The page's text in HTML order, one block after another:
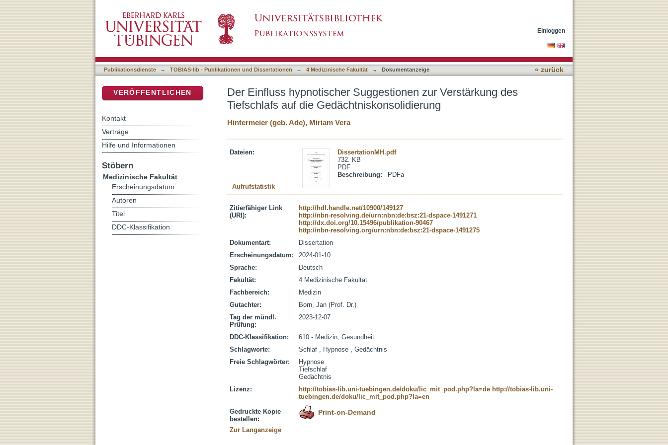
Gedächtniskonsolidierung
Einloggen
Publikationsdienste → TOBIAS-lib - Publikationen und Dissertationen → 4 Medizinische Fakultät → Dokumentanzeige « zurück
Der Einfluss hypnotischer Suggestionen zur Verstärkung des
Tiefschlafs auf die Gedächtniskonsolidierung
Hintermeier (geb. Ade), Miriam Vera
Dateien:
DissertationMH.pdf
732. KB
PDF
Beschreibung:
PDFa
Aufrufstatistik
Zitierfähiger Link
(URI):
http://hdl.handle.net/10900/149127
http://nbn-resolving.de/urn:nbn:de:bsz:21-dspace-1491271
http://dx.doi.org/10.15496/publikation-90467
http://nbn-resolving.org/urn:nbn:de:bsz:21-dspace-1491275
Dokumentart:
Dissertation
Erscheinungsdatum:
2024-01-10
Sprache:
Deutsch
Fakultät:
4 Medizinische Fakultät
Fachbereich:
Medizin
Gutachter:
Born, Jan (Prof. Dr.)
Tag der mündl.
Prüfung:
2023-12-07
DDC-Klassifikation:
610 - Medizin, Gesundheit
Schlagworte:
Schlaf , Hypnose , Gedächtnis
Freie Schlagwörter:
Hypnose
Tiefschlaf
Gedächtnis
Lizenz:
http://tobias-lib.uni-tuebingen.de/doku/lic_mit_pod.php?la=de http://tobias-lib.uni-
tuebingen.de/doku/lic_mit_pod.php?la=en
Gedruckte Kopie
bestellen:
Print-on-Demand
Zur Langanzeige
VERÖFFENTLICHEN
Kontakt
Verträge
Hilfe und Informationen
Stöbern
Medizinische Fakultät
Erscheinungsdatum
Autoren
Titel
DDC-Klassifikation